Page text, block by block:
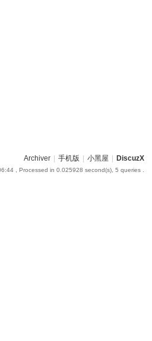
Archiver 手机版 小黑屋 DiscuzX
, Processed in 0.025928 second(s), 5 queries .